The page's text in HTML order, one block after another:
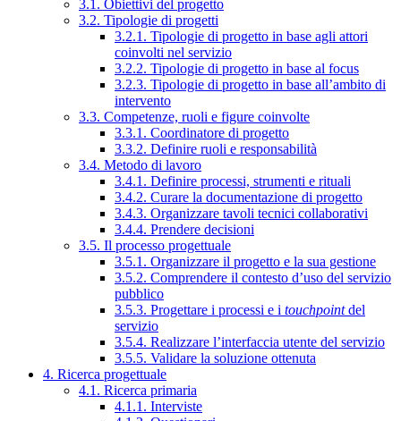
3.1. Obiettivi del progetto
3.2. Tipologie di progetti
3.2.1. Tipologie di progetto in base agli attori
coinvolti nel servizio
3.2.2. Tipologie di progetto in base al focus
3.2.3. Tipologie di progetto in base all’ambito di
intervento
3.3. Competenze, ruoli e figure coinvolte
3.3.1. Coordinatore di progetto
3.3.2. Definire ruoli e responsabilità
3.4. Metodo di lavoro
3.4.1. Definire processi, strumenti e rituali
3.4.2. Curare la documentazione di progetto
3.4.3. Organizzare tavoli tecnici collaborativi
3.4.4. Prendere decisioni
3.5. Il processo progettuale
3.5.1. Organizzare il progetto e la sua gestione
3.5.2. Comprendere il contesto d’uso del servizio
pubblico
3.5.3. Progettare i processi e i touchpointdel
servizio
3.5.4. Realizzare l’interfaccia utente del servizio
3.5.5. Validare la soluzione ottenuta
4. Ricerca progettuale
4.1. Ricerca primaria
4.1.1. Interviste